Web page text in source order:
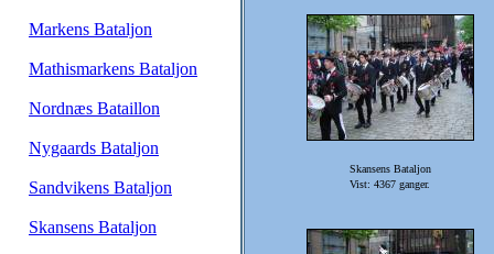
Markens Bataljon
Mathismarkens Bataljon
Nordnæs Bataillon
Nygaards Bataljon
Sandvikens Bataljon
Skansens Bataljon
Skansens Bataljon
Vist: 4367 ganger.